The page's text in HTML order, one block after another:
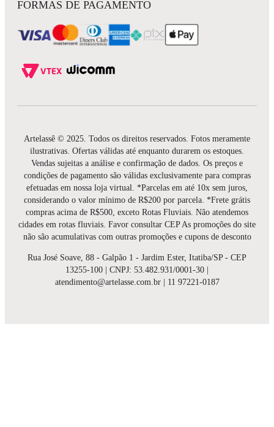
FORMAS DE PAGAMENTO
Artelassê © 2025. Todos os direitos reservados. Fotos meramente
ilustrativas. Ofertas válidas até enquanto durarem os estoques.
Vendas sujeitas a análise e confirmação de dados. Os preços e
condições de pagamento são válidas exclusivamente para compras
efetuadas em nossa loja virtual. *Parcelas em até 10x sem juros,
considerando o valor mínimo de R$200 por parcela. *Frete grátis
compras acima de R$500, exceto Rotas Fluviais. Não atendemos
cidades em rotas fluviais. Favor consultar CEP As promoções do site
não são acumulativas com outras promoções e cupons de desconto
Rua José Soave, 88 - Galpão 1 - Jardim Ester, Itatiba/SP - CEP
13255-100 | CNPJ: 53.482.931/0001-30 |
atendimento@artelasse.com.br | 11 97221-0187